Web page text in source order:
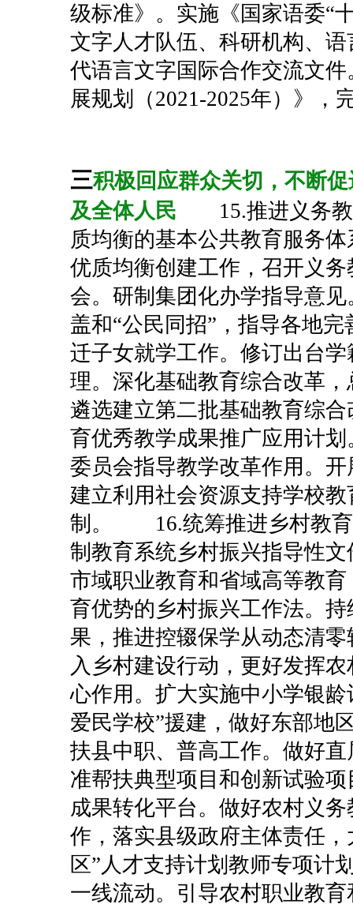
级标准》。实施《国家语委“
文字人才队伍、科研机构、
代语言文字国际合作交流文
展规划（2021-2025年）》，
三积极回应群众关切，不断
及全体人民
15.推进义务
质均衡的基本公共教育服务
优质均衡创建工作，召开义
会。研制集团化办学指导意
盖和“公民同招”，指导各地
迁子女就学工作。修订出台
理。深化基础教育综合改革
遴选建立第二批基础教育综
育优秀教学成果推广应用计
委员会指导教学改革作用。
建立利用社会资源支持学校
制。
16.统筹推进乡村教
制教育系统乡村振兴指导性
市域职业教育和省域高等教
育优势的乡村振兴工作法。
果，推进控辍保学从动态清
入乡村建设行动，更好发挥
心作用。扩大实施中小学银
爱民学校”援建，做好东部地
扶县中职、普高工作。做好
准帮扶典型项目和创新试验
成果转化平台。做好农村义
作，落实县级政府主体责任
区”人才支持计划教师专项计
一线流动。引导农村职业教